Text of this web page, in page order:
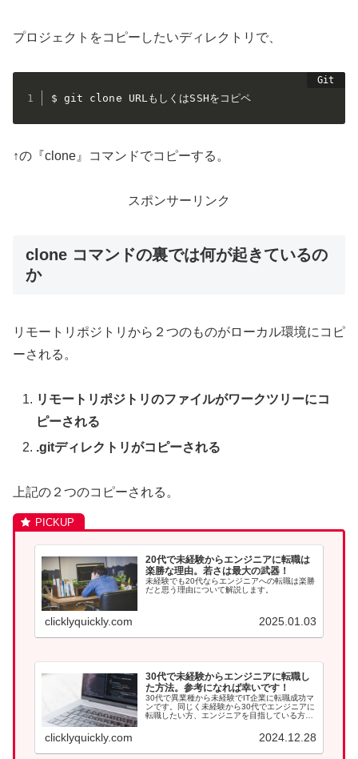
プロジェクトをコピーしたいディレクトリで、
$ git clone URLもしくはSSHをコピペ
↑の『clone』コマンドでコピーする。
スポンサーリンク
clone コマンドの裏では何が起きているの
か
リモートリポジトリから２つのものがローカル環境にコピ
ーされる。
リモートリポジトリのファイルがワークツリーにコ
ピーされる
.gitディレクトリがコピーされる
上記の２つのコピーされる。
20代で未経験からエンジニアに転職は
楽勝な理由。若さは最大の武器！
未経験でも20代ならエンジニアへの転職は楽勝
だと思う理由について解説します。
clicklyquickly.com 2025.01.03
30代で未経験からエンジニアに転職し
た方法。参考になれば幸いです！
30代で異業種から未経験でIT企業に転職成功マ
ンです。同じく未経験から30代でエンジニアに
転職したい方、エンジニアを目指している方は
clicklyquickly.com 2024.12.28